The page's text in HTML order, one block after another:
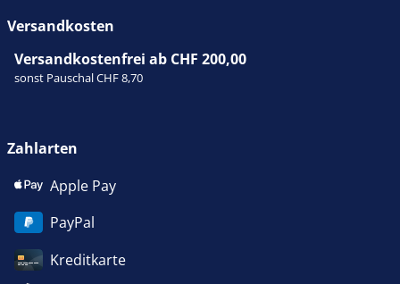
Versandkosten
Versandkostenfrei ab CHF 200,00
sonst Pauschal CHF 8,70
Zahlarten
Apple Pay
PayPal
Kreditkarte